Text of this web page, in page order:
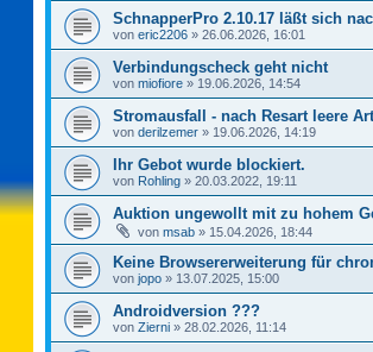
SchnapperPro 2.10.17 läßt sich
von eric2206 » 26.06.2026, 16:01
Verbindungscheck geht nicht
von miofiore » 19.06.2026, 14:54
Stromausfall - nach Resart leere
von derilzemer » 19.06.2026, 14:19
Ihr Gebot wurde blockiert.
von Rohling » 20.03.2022, 19:11
Auktion ungewollt mit zu hohem
von msab » 15.04.2026, 18:44
Keine Browsererweiterung für
von jopo » 13.07.2025, 15:00
Androidversion ???
von Zierni » 28.02.2026, 11:14